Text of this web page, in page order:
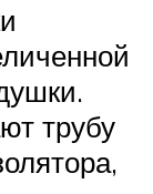
трубу